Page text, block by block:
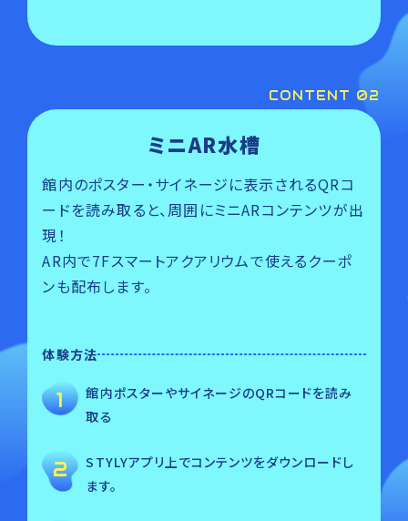
CONTENT 02
ミニAR水槽
館内のポスター・サイネージに表示されるQRコ
ードを読み取ると、周囲にミニARコンテンツが出
現！
AR内で7Fスマートアクアリウムで使えるクーポ
ンも配布します。
体験方法
館内ポスターやサイネージのQRコードを読み
取る
STYLYアプリ上でコンテンツをダウンロードし
ます。